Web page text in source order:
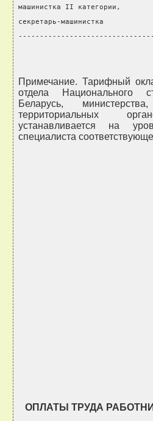
машинистка II категории,
секретарь-машинистка
Примечание. Тарифный
отдела Национального
Беларусь,
территориальных
устанавливается на
специалиста
ОПЛАТЫ ТРУДА